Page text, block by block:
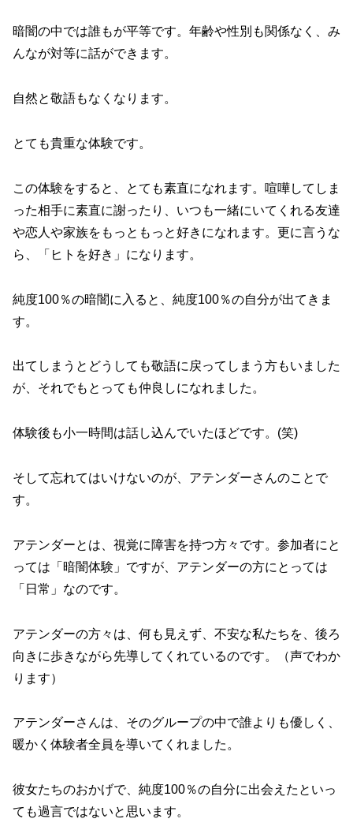
暗闇の中では誰もが平等です。年齢や性別も関係なく、み
んなが対等に話ができます。
自然と敬語もなくなります。
とても貴重な体験です。
この体験をすると、とても素直になれます。喧嘩してしま
った相手に素直に謝ったり、いつも一緒にいてくれる友達
や恋人や家族をもっともっと好きになれます。更に言うな
ら、「ヒトを好き」になります。
純度100％の暗闇に入ると、純度100％の自分が出てきま
す。
出てしまうとどうしても敬語に戻ってしまう方もいました
が、それでもとっても仲良しになれました。
体験後も小一時間は話し込んでいたほどです。(笑)
そして忘れてはいけないのが、アテンダーさんのことで
す。
アテンダーとは、視覚に障害を持つ方々です。参加者にと
っては「暗闇体験」ですが、アテンダーの方にとっては
「日常」なのです。
アテンダーの方々は、何も見えず、不安な私たちを、後ろ
向きに歩きながら先導してくれているのです。（声でわか
ります）
アテンダーさんは、そのグループの中で誰よりも優しく、
暖かく体験者全員を導いてくれました。
彼女たちのおかげで、純度100％の自分に出会えたといっ
ても過言ではないと思います。